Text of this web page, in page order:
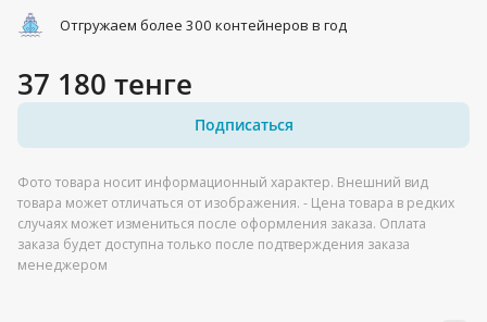
Отгружаем более 300 контейнеров в год
37 180 тенге
Подписаться
Фото товара носит информационный характер. Внешний вид
товара может отличаться от изображения. - Цена товара в редких
случаях может измениться после оформления заказа. Оплата
заказа будет доступна только после подтверждения заказа
менеджером